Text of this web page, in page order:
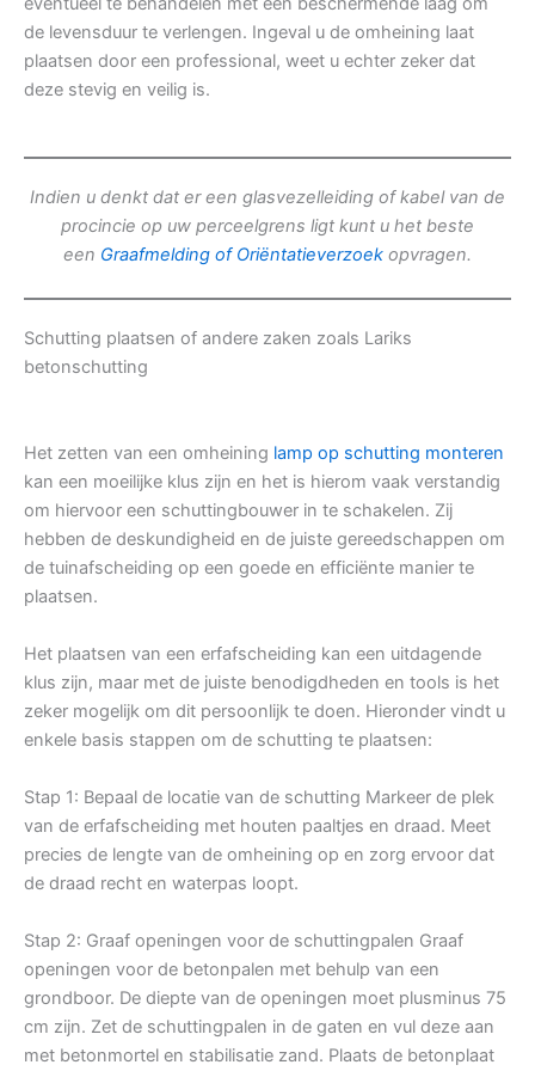
de levensduur te verlengen. Ingeval u de omheining laat
plaatsen door een professional, weet u echter zeker dat
deze stevig en veilig is.
Indien u denkt dat er een glasvezelleiding of kabel van de
procincie op uw perceelgrens ligt kunt u het beste
een Graafmelding of Oriëntatieverzoek opvragen.
Schutting plaatsen of andere zaken zoals Lariks
betonschutting
Het zetten van een omheining lamp op schutting monteren
kan een moeilijke klus zijn en het is hierom vaak verstandig
om hiervoor een schuttingbouwer in te schakelen. Zij
hebben de deskundigheid en de juiste gereedschappen om
de tuinafscheiding op een goede en efficiënte manier te
plaatsen.
Het plaatsen van een erfafscheiding kan een uitdagende
klus zijn, maar met de juiste benodigdheden en tools is het
zeker mogelijk om dit persoonlijk te doen. Hieronder vindt u
enkele basis stappen om de schutting te plaatsen:
Stap 1: Bepaal de locatie van de schutting Markeer de plek
van de erfafscheiding met houten paaltjes en draad. Meet
precies de lengte van de omheining op en zorg ervoor dat
de draad recht en waterpas loopt.
Stap 2: Graaf openingen voor de schuttingpalen Graaf
openingen voor de betonpalen met behulp van een
grondboor. De diepte van de openingen moet plusminus 75
cm zijn. Zet de schuttingpalen in de gaten en vul deze aan
met betonmortel en stabilisatie zand. Plaats de betonplaat